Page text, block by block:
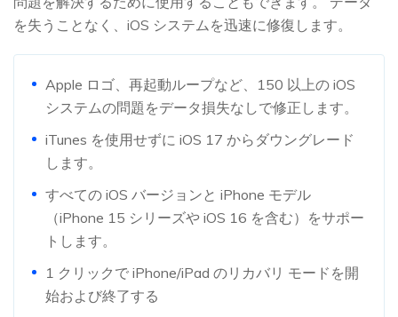
を失うことなく、iOS システムを迅速に修復します。
Apple ロゴ、再起動ループなど、150 以上の iOS
システムの問題をデータ損失なしで修正します。
iTunes を使用せずに iOS 17 からダウングレード
します。
すべての iOS バージョンと iPhone モデル
（iPhone 15 シリーズや iOS 16 を含む）をサポー
トします。
1 クリックで iPhone/iPad のリカバリ モードを開
始および終了する